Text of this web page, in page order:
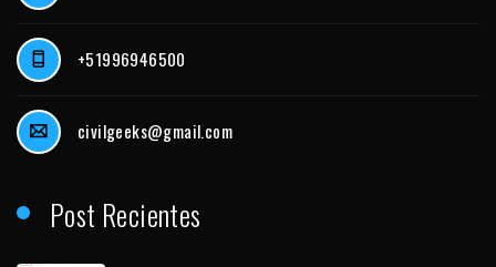
+51996946500
civilgeeks@gmail.com
Post Recientes